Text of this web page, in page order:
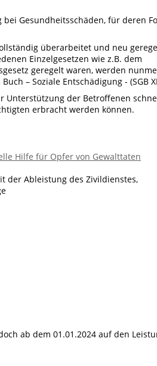
Gesundheitsschäden, für deren
überarbeitet und neu
Einzelgesetzen wie z.B. dem
geregelt waren, werden
– Soziale Entschädigung - (SGB
Unterstützung der Betroffenen
erbracht werden können.
Hilfe für Opfer von Gewalttaten
der Ableistung des Zivildienstes,
ab dem 01.01.2024 auf den